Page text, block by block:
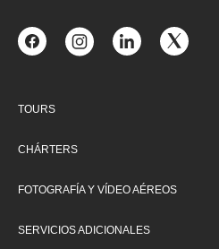
TOURS
CHÁRTERS
FOTOGRAFÍA Y VÍDEO AÉREOS
SERVICIOS ADICIONALES